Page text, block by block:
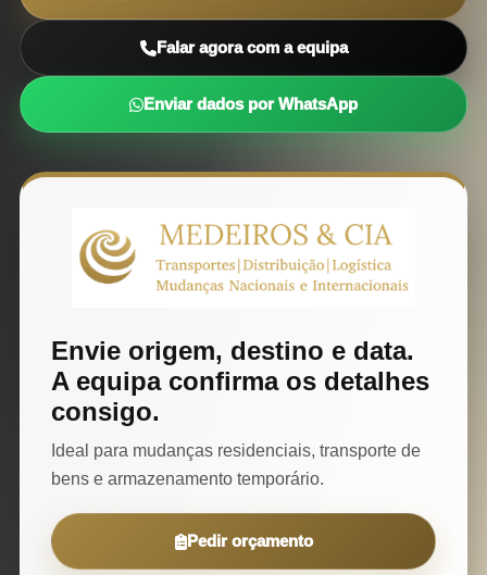
Falar agora com a equipa
Enviar dados por WhatsApp
Envie origem, destino e data.
A equipa confirma os detalhes
consigo.
Ideal para mudanças residenciais, transporte de
bens e armazenamento temporário.
Pedir orçamento